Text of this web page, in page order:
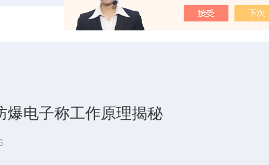
当前位置：首页
爆电子称工作原理揭秘